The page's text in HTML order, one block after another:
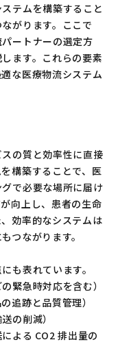
テムを構築すること
がります。ここで
ートナーの選定方
ます。これらの要素
な医療物流システム
の質と効率性に直接
構築することで、医
で必要な場所に届け
向上し、患者の生命
効率的なシステムは
つながります。
も表れています。
緊急時対応を含む）
追跡と品質管理）
の削減）
よる CO2 排出量の